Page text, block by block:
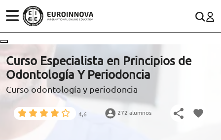
ÁREAS
ESTUDIOS
CONOCE EUROINNOVA
BECAS Y FINANCIACIÓN
(+34)958 050 200 (gratuito en España)
900 831 200
formacion@euroinnova.com
Curso Especialista en Principios de
Odontología Y Periodoncia
Curso odontología y periodoncia
4,6 272 alumnos